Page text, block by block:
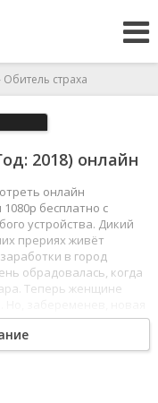
Обитель страха
2018) онлайн
онлайн
бесплатно с
устройства. Дикий
прериях живёт
в город
обрадовалась, когда
Теперь женщине
что где-то